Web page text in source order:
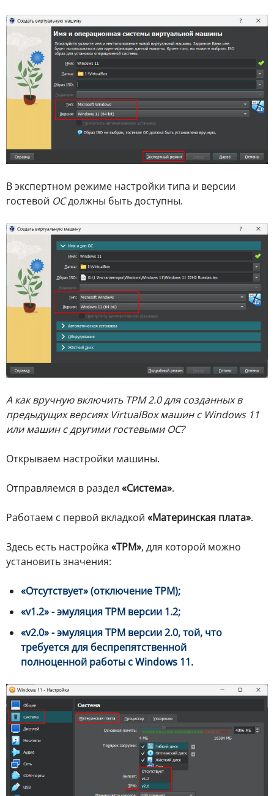
В экспертном режиме настройки типа и версии
гостевой ОСдолжны быть доступны.
А как вручную включить TPM 2.0 для созданных в
предыдущих версиях VirtualBox машин с Windows 11
или машин с другими гостевыми ОС?
Открываем настройки машины.
Отправляемся в раздел «Система».
Работаем с первой вкладкой «Материнская плата».
Здесь есть настройка «TPM», для которой можно
установить значения:
«Отсутствует» (отключение TPM);
«v1.2» - эмуляция TPM версии 1.2;
«v2.0» - эмуляция TPM версии 2.0, той, что
требуется для беспрепятственной
полноценной работы с Windows 11.